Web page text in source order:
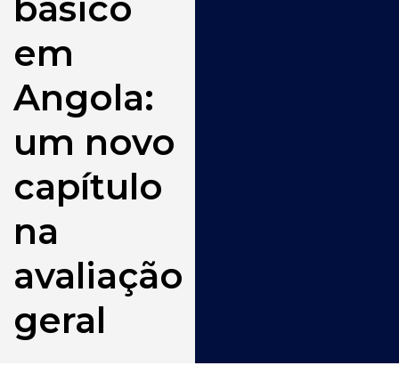
em
Angola:
um novo
capítulo
na
avaliação
geral